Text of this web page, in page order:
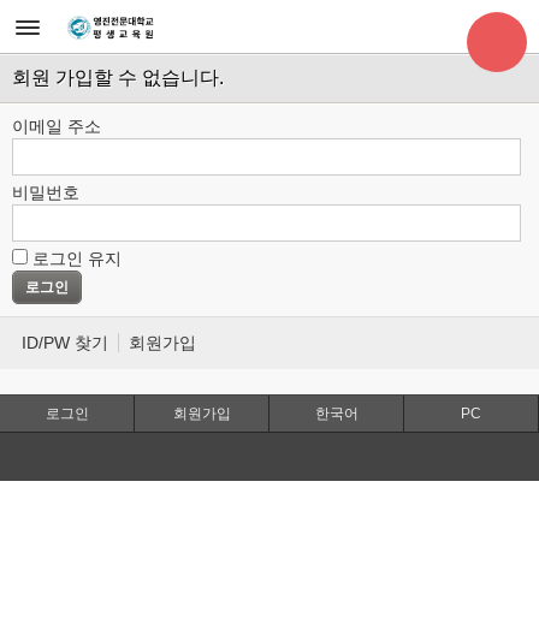
회원 가입할 수 없습니다.
이메일 주소
비밀번호
로그인 유지
ID/PW 찾기 회원가입
로그인 회원가입 한국어 PC